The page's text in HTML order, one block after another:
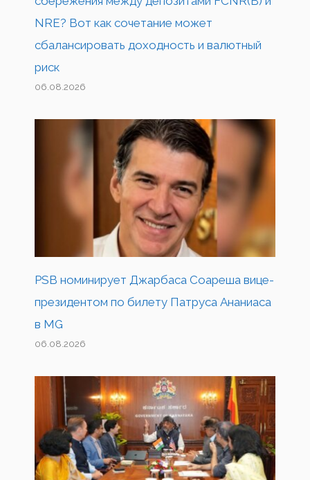
NRE? Вот как сочетание может
сбалансировать доходность и валютный
риск
06.08.2026
PSB номинирует Джарбаса Соареша вице-
президентом по билету Патруса Ананиаса
в MG
06.08.2026